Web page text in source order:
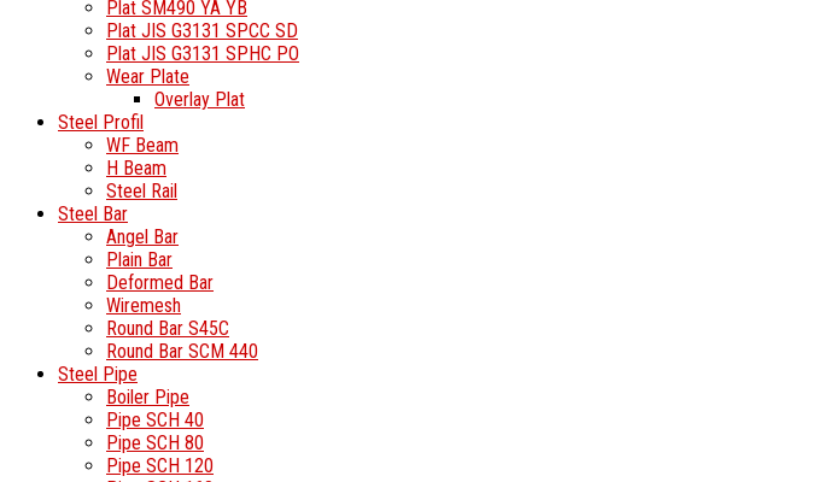
Plat SM490 YA YB
Plat JIS G3131 SPCC SD
Plat JIS G3131 SPHC PO
Wear Plate
Overlay Plat
Steel Profil
WF Beam
H Beam
Steel Rail
Steel Bar
Angel Bar
Plain Bar
Deformed Bar
Wiremesh
Round Bar S45C
Round Bar SCM 440
Steel Pipe
Boiler Pipe
Pipe SCH 40
Pipe SCH 80
Pipe SCH 120